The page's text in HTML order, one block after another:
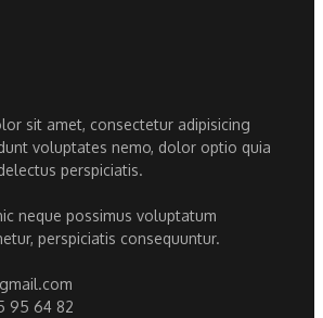
sit amet, consectetur adipisicing
voluptates nemo, dolor optio quia
perspiciatis.
neque possimus voluptatum
perspiciatis consequuntur.
95 64 82